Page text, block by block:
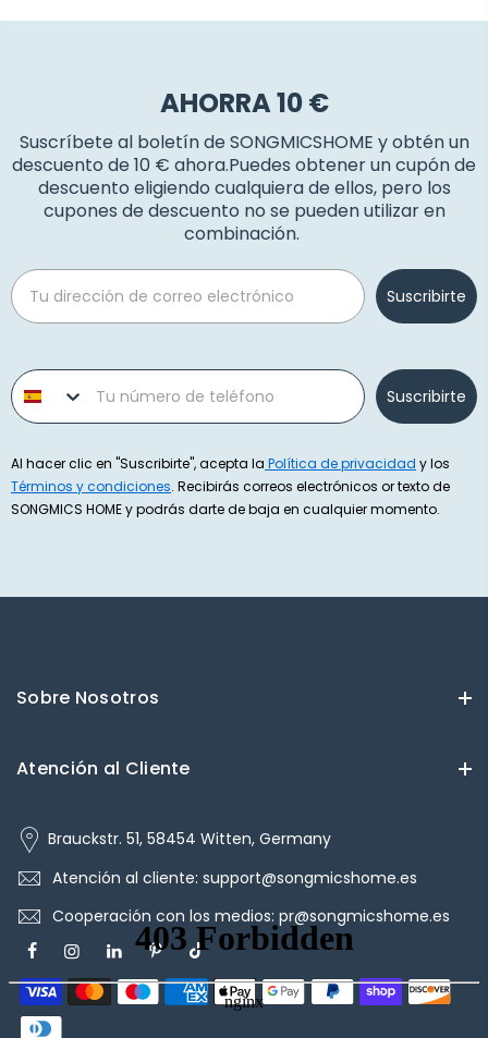
AHORRA 10 €
Suscríbete al boletín de SONGMICSHOME y obtén un
descuento de 10 € ahora.Puedes obtener un cupón de
descuento eligiendo cualquiera de ellos, pero los
cupones de descuento no se pueden utilizar en
combinación.
Email
Suscribirte
Phone number
Suscribirte
Al hacer clic en "Suscribirte", acepta la Política de privacidad y los
Términos y condiciones. Recibirás correos electrónicos or texto de
SONGMICS HOME y podrás darte de baja en cualquier momento.
Sobre Nosotros
Atención al Cliente
Brauckstr. 51, 58454 Witten, Germany
Atención al cliente: support@songmicshome.es
Cooperación con los medios: pr@songmicshome.es